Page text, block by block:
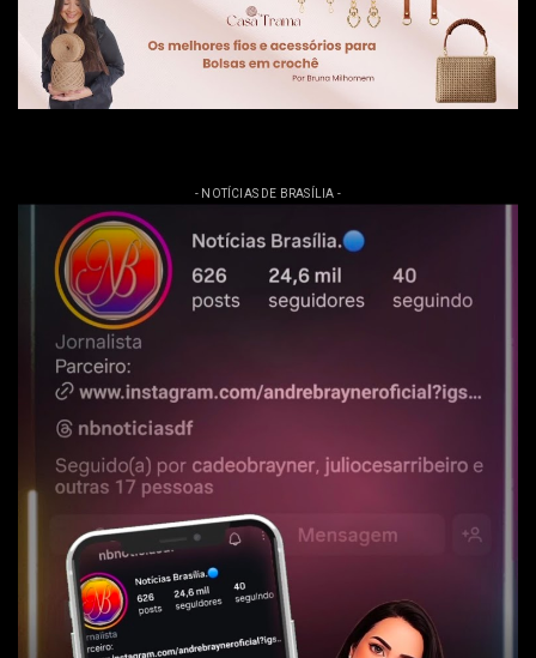
- NOTÍCIAS DE BRASÍLIA -